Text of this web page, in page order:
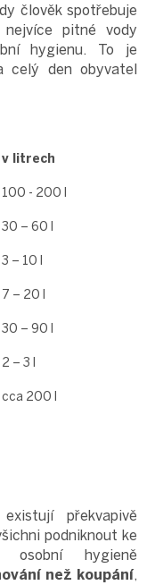
člověk spotřebuje
pitné vody
hygienu. To je
celý den obyvatel
v litrech
100 - 200 l
30 – 60 l
3 – 10 l
7 – 20 l
30 – 90 l
2 – 3 l
cca 200 l
překvapivě
podniknout ke
hygieně
než koupání,